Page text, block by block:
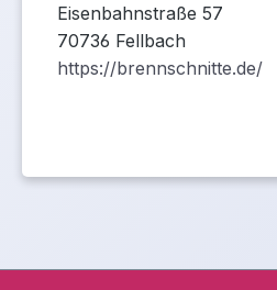
Eisenbahnstraße 57
70736 Fellbach
https://brennschnitte.de/